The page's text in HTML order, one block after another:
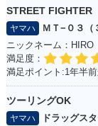
STREET FIGHTER
ヤマハ
ＭＴ−０３（
ニックネーム：HIRO
満足度：
満足ポイント:1年半
ツーリングOK
ヤマハ ドラッグス